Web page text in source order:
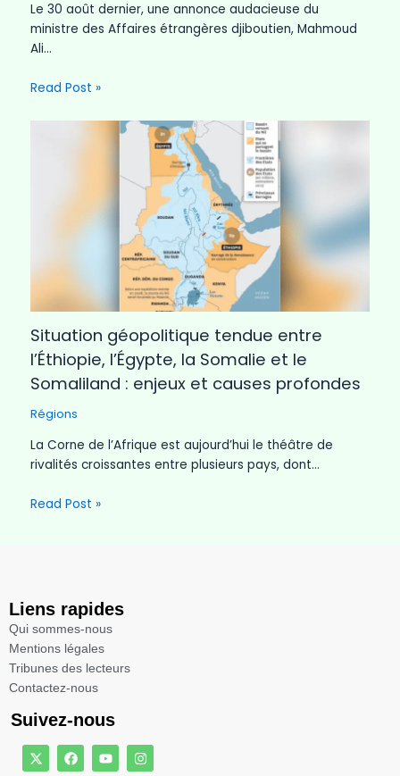
Le 30 août dernier, une annonce audacieuse du
ministre des Affaires étrangères djiboutien, Mahmoud
Ali…
Read Post »
Situation géopolitique tendue entre
l’Éthiopie, l’Égypte, la Somalie et le
Somaliland : enjeux et causes profondes
Régions
La Corne de l’Afrique est aujourd’hui le théâtre de
rivalités croissantes entre plusieurs pays, dont…
Read Post »
Liens rapides
Qui sommes-nous
Mentions légales​
Tribunes des lecteurs​
Contactez-nous
Suivez-nous
X
-
F
a
Y
o
I
n